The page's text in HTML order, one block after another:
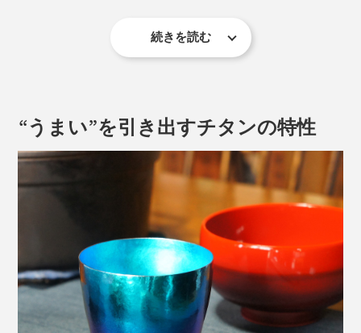
ず。熱湯を入れても表面はほとんど熱くなりません。
まさに「魔法瓶」の構造をタンブラーに応用したとも言
えます。
薄い飲み口は、飲み物の「おいしさ」もアップさせま
す。私は最初にこのタンブラーでアイスコーヒーを飲ん
だのですが、ひと口目で虜になりました。
日本チタン協会のチタン開発功労賞・新潟県知事賞（技
術部門）も受賞しています。
鮮やかで美しいカラーは、塗装ではなく「陽極酸化法」
というHORIE独自の技術による発色。
続きを読む
“うまい”を引き出すチタンの特性